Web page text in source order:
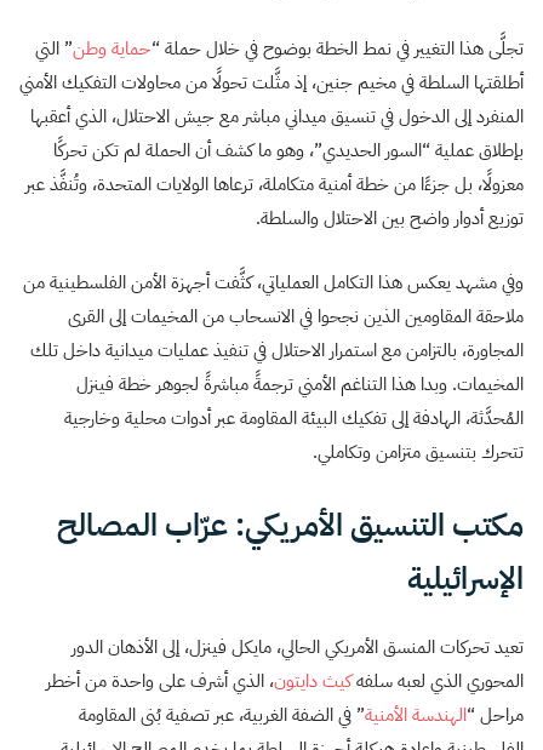
تجلَّى هذا التغيير في نمط الخطة بوضوح في خلال حملة “حماية وطن” التي
أطلقتها السلطة في مخيم جنين، إذ مثَّلت تحولًا من محاولات التفكيك الأمني
المنفرد إلى الدخول في تنسيق ميداني مباشر مع جيش الاحتلال، الذي أعقبها
بإطلاق عملية “السور الحديدي”، وهو ما كشف أن الحملة لم تكن تحركًا
معزولًا، بل جزءًا من خطة أمنية متكاملة، ترعاها الولايات المتحدة، وتُنفَّذ عبر
توزيع أدوار واضح بين الاحتلال والسلطة.
وفي مشهد يعكس هذا التكامل العملياتي، كثَّفت أجهزة الأمن الفلسطينية من
ملاحقة المقاومين الذين نجحوا في الانسحاب من المخيمات إلى القرى
المجاورة، بالتزامن مع استمرار الاحتلال في تنفيذ عمليات ميدانية داخل تلك
المخيمات. وبدا هذا التناغم الأمني ترجمةً مباشرةً لجوهر خطة فينزل
المُحدَّثة، الهادفة إلى تفكيك البيئة المقاومة عبر أدوات محلية وخارجية
تتحرك بتنسيق متزامن وتكاملي.
مكتب التنسيق الأمريكي: عرّاب المصالح
الإسرائيلية
تعيد تحركات المنسق الأمريكي الحالي، مايكل فينزل، إلى الأذهان الدور
المحوري الذي لعبه سلفهكيث دايتون، الذي أشرف على واحدة من أخطر
مراحل “الهندسة الأمنية” في الضفة الغربية، عبر تصفية بُنى المقاومة